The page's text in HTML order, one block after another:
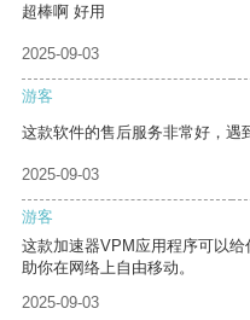
超棒啊 好用
2025-09-03
游客
这款软件的售后服务非常好，遇
2025-09-03
游客
这款加速器VPM应用程序可以
助你在网络上自由移动。
2025-09-03